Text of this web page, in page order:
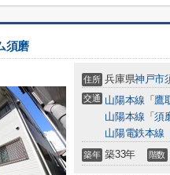
須磨
住所 兵庫県神戸市
交通 山陽本線 「 鷹
山陽本線 「須
山陽電鉄本線
築年 築33年 階数